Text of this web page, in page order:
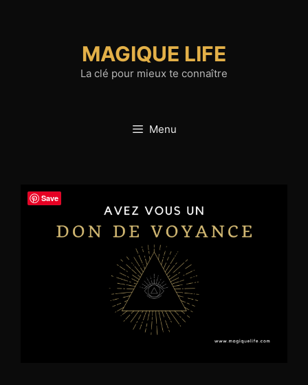
MAGIQUE LIFE
La clé pour mieux te connaître
Menu
Save